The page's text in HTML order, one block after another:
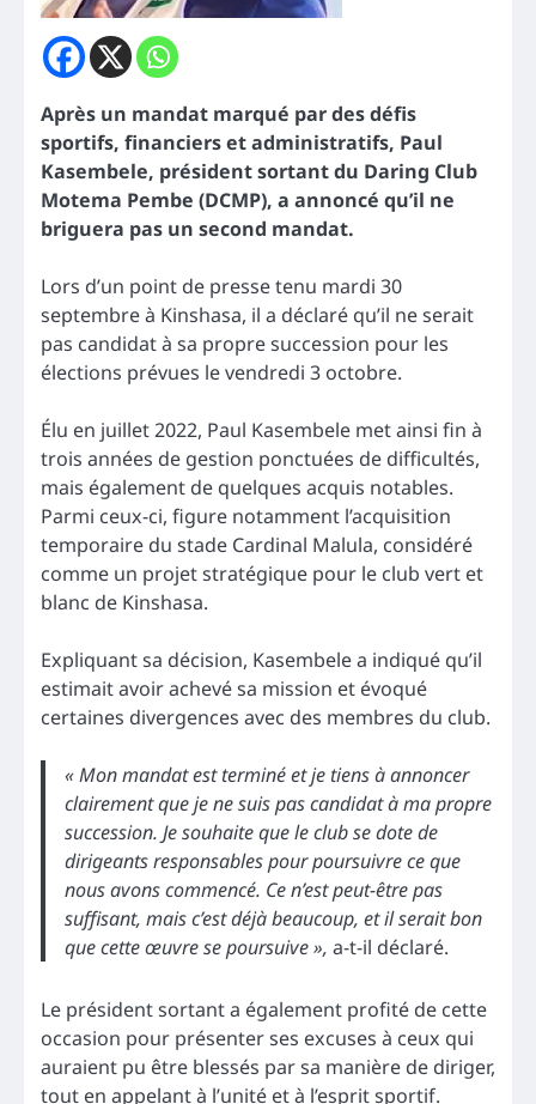
Après un mandat marqué par des défis
sportifs, financiers et administratifs, Paul
Kasembele, président sortant du Daring Club
Motema Pembe (DCMP), a annoncé qu’il ne
briguera pas un second mandat.
Lors d’un point de presse tenu mardi 30
septembre à Kinshasa, il a déclaré qu’il ne serait
pas candidat à sa propre succession pour les
élections prévues le vendredi 3 octobre.
Élu en juillet 2022, Paul Kasembele met ainsi fin à
trois années de gestion ponctuées de difficultés,
mais également de quelques acquis notables.
Parmi ceux-ci, figure notamment l’acquisition
temporaire du stade Cardinal Malula, considéré
comme un projet stratégique pour le club vert et
blanc de Kinshasa.
Expliquant sa décision, Kasembele a indiqué qu’il
estimait avoir achevé sa mission et évoqué
certaines divergences avec des membres du club.
« Mon mandat est terminé et je tiens à annoncer
clairement que je ne suis pas candidat à ma propre
succession. Je souhaite que le club se dote de
dirigeants responsables pour poursuivre ce que
nous avons commencé. Ce n’est peut-être pas
suffisant, mais c’est déjà beaucoup, et il serait bon
que cette œuvre se poursuive », a-t-il déclaré.
Le président sortant a également profité de cette
occasion pour présenter ses excuses à ceux qui
auraient pu être blessés par sa manière de diriger,
tout en appelant à l’unité et à l’esprit sportif.